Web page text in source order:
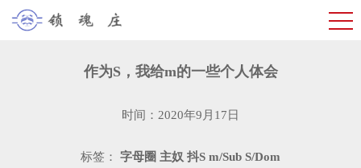
作为S，我给m的一些个人体会
时间：2020年9月17日
标签： 字母圈 主奴 抖S m/Sub S/Dom